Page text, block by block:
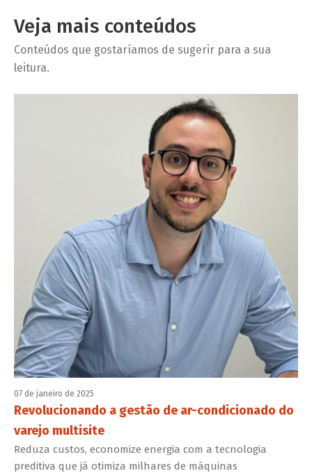
Veja mais conteúdos
Conteúdos que gostaríamos de sugerir para a sua
leitura.
07 de janeiro de 2025
Revolucionando a gestão de ar-condicionado do
varejo multisite
Reduza custos, economize energia com a tecnologia
preditiva que já otimiza milhares de máquinas